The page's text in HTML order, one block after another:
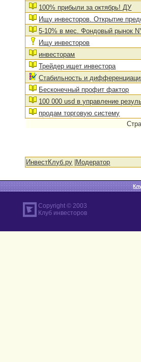
100% прибыли за октябрь! ДУ
Ищу инвесторов. Открытие
5-10% в мес. Фондовый рынок
Ищу инвесторов
инвесторам
Трейдер ищет инвестора
Стабильность и
Бесконечный профит фактор
100 000 usd в управление
продам торговую систему
ИнвестКлуб.ру Модератор
Copyright © 2003
Клуб инвесторов